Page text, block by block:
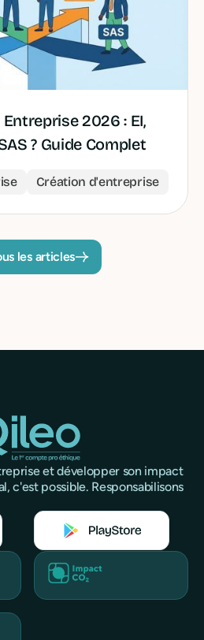
2026 : EI,
? Guide Complet
Création d'entreprise
les articles
et développer son impact
c'est possible. Responsabilisons